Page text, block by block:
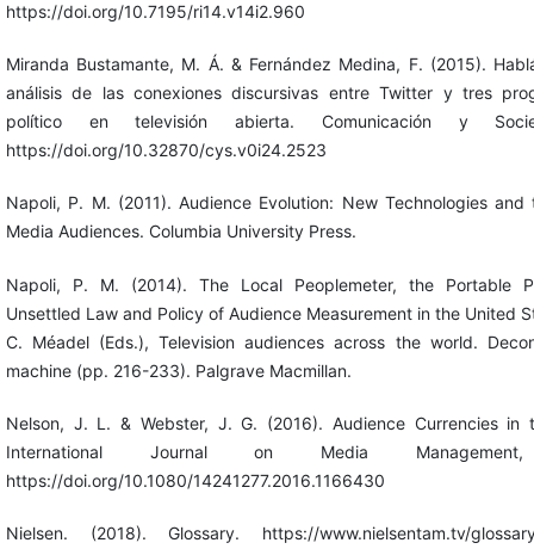
https://doi.org/10.7195/ri14.v14i2.960
Miranda Bustamante, M. Á. & Fernández Medina, F. (2015).
análisis de las conexiones discursivas entre Twitter y tres
político en televisión abierta. Comunicación y
https://doi.org/10.32870/cys.v0i24.2523
Napoli, P. M. (2011). Audience Evolution: New Technologies
Media Audiences. Columbia University Press.
Napoli, P. M. (2014). The Local Peoplemeter, the Portable
Unsettled Law and Policy of Audience Measurement in the United
C. Méadel (Eds.), Television audiences across the world.
machine (pp. 216-233). Palgrave Macmillan.
Nelson, J. L. & Webster, J. G. (2016). Audience Currencies
International Journal on Media
https://doi.org/10.1080/14241277.2016.1166430
Nielsen. (2018). Glossary. https://www.nielsentam.tv/